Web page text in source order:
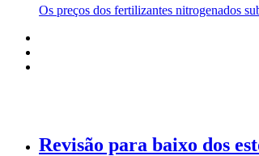
Os preços dos fertilizantes nitrogenados
Revisão para baixo dos